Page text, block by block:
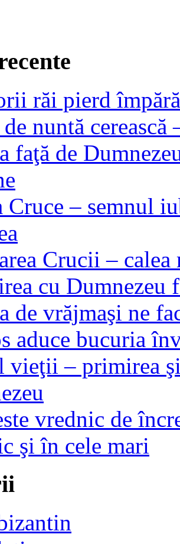
răi pierd
nuntă
faţă de
Cruce – semnul
Crucii –
cu Dumnezeu
de vrăjmaşi ne
aduce bucuria
vieţii – primirea
vrednic de
şi în cele mari